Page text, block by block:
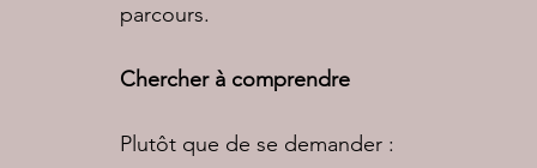
parcours.
Chercher à comprendre
Plutôt que de se demander :